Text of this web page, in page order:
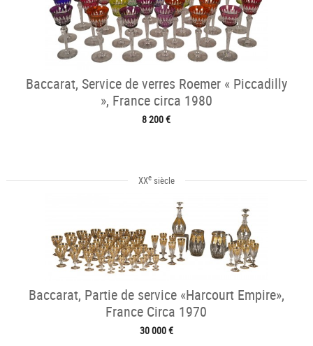
Baccarat, Service de verres Roemer « Piccadilly
», France circa 1980
8 200 €
XXesiècle
Baccarat, Partie de service «Harcourt Empire»,
France Circa 1970
30 000 €